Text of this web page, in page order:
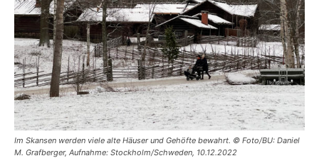
Im Skansen werden viele alte Häuser und Gehöfte bewahrt. © Foto/BU: Daniel
M. Grafberger, Aufnahme: Stockholm/Schweden, 10.12.2022